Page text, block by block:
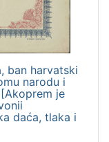
ban harvatski
narodu i
je
daća, tlaka i